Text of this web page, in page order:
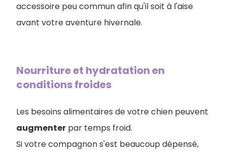
accessoire peu commun afin qu'il soit à l'aise
avant votre aventure hivernale.
Nourriture et hydratation en
conditions froides
Les besoins alimentaires de votre chien peuvent
augmenter par temps froid.
Si votre compagnon s'est beaucoup dépensé,